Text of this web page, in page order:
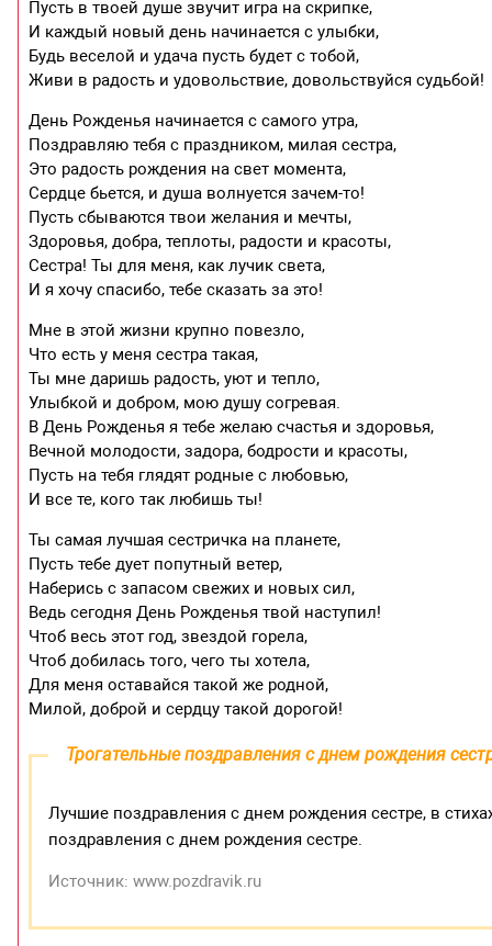
Пусть в твоей душе звучит игра на скрипке,
И каждый новый день начинается с улыбки,
Будь веселой и удача пусть будет с тобой,
Живи в радость и удовольствие, довольствуйся судьбой!
День Рожденья начинается с самого утра,
Поздравляю тебя с праздником, милая сестра,
Это радость рождения на свет момента,
Сердце бьется, и душа волнуется зачем-то!
Пусть сбываются твои желания и мечты,
Здоровья, добра, теплоты, радости и красоты,
Сестра! Ты для меня, как лучик света,
И я хочу спасибо, тебе сказать за это!
Мне в этой жизни крупно повезло,
Что есть у меня сестра такая,
Ты мне даришь радость, уют и тепло,
Улыбкой и добром, мою душу согревая.
В День Рожденья я тебе желаю счастья и здоровья,
Вечной молодости, задора, бодрости и красоты,
Пусть на тебя глядят родные с любовью,
И все те, кого так любишь ты!
Ты самая лучшая сестричка на планете,
Пусть тебе дует попутный ветер,
Наберись с запасом свежих и новых сил,
Ведь сегодня День Рожденья твой наступил!
Чтоб весь этот год, звездой горела,
Чтоб добилась того, чего ты хотела,
Для меня оставайся такой же родной,
Милой, доброй и сердцу такой дорогой!
Трогательные поздравления с днем рождения
Лучшие поздравления с днем рождения сестре, в
поздравления с днем рождения сестре.
Источник: www.pozdravik.ru